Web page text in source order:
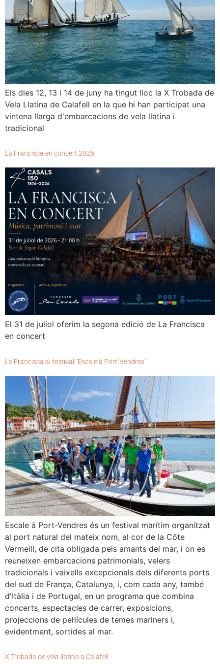
Els dies 12, 13 i 14 de juny ha tingut lloc la X Trobada de
Vela Llatina de Calafell en la que hi han participat una
vintena llarga d'embarcacions de vela llatina i
tradicional
La Francisca en concert 2026
El 31 de juliol oferim la segona edició de La Francisca
en concert
La Francisca al festival "Escale à Port-Vendres"
Escale à Port-Vendres és un festival marítim organitzat
al port natural del mateix nom, al cor de la Côte
Vermeill, de cita obligada pels amants del mar, i on es
reuneixen embarcacions patrimonials, velers
tradicionals i vaixells excepcionals dels diferents ports
del sud de França, Catalunya, i, com cada any, també
d'Itàlia i de Portugal, en un programa que combina
concerts, espectacles de carrer, exposicions,
projeccions de pel·lícules de temes mariners i,
evidentment, sortides al mar.
X Trobada de vela llatina a Calafell